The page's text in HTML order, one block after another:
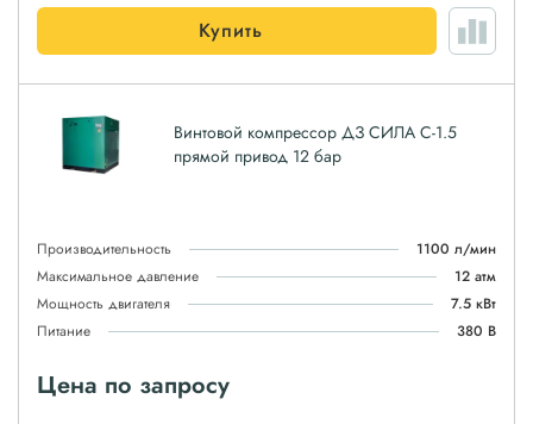
Купить
Винтовой компрессор ДЗ СИЛА С-1.5
прямой привод 12 бар
Производительность
1100 л/мин
Максимальное давление
12 атм
Мощность двигателя
7.5 кВт
Питание
380 В
Цена по запросу